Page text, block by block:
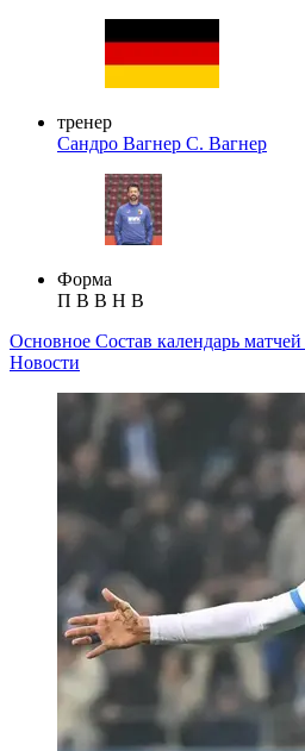
тренер
Сандро Вагнер С. Вагнер
Форма
П В В Н В
Основное Состав календарь матчей
Новости